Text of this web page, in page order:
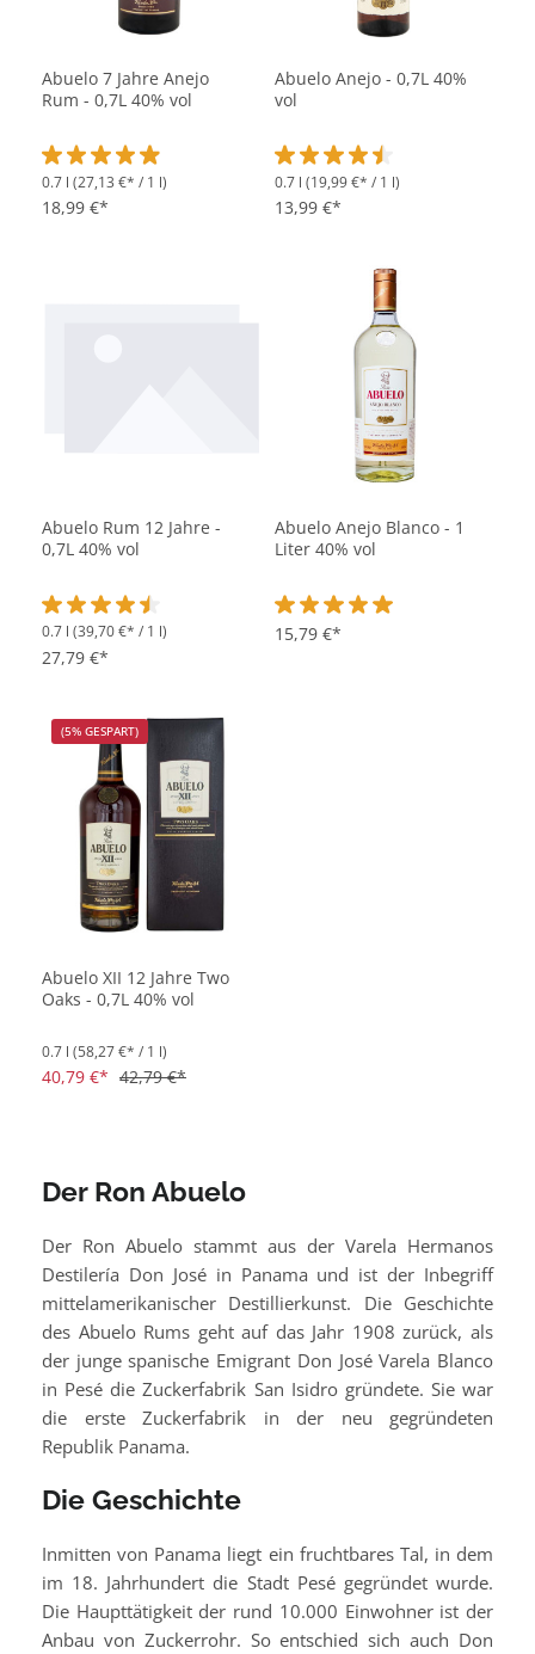
Abuelo 7 Jahre Anejo
Rum - 0,7L 40% vol
Durchschnittliche Bewertung von 4.9 von 5 Sternen
0.7 l (27,13 €* / 1 l)
18,99 €*
Abuelo Anejo - 0,7L 40%
vol
Durchschnittliche Bewertung
0.7 l (19,99 €* / 1 l)
13,99 €*
Abuelo Rum 12 Jahre -
0,7L 40% vol
Durchschnittliche Bewertung von 4.4 von 5 Sternen
0.7 l (39,70 €* / 1 l)
27,79 €*
Abuelo Anejo Blanco - 1
Liter 40% vol
Durchschnittliche Bewertung
15,79 €*
(5% GESPART)
Abuelo XII 12 Jahre Two
Oaks - 0,7L 40% vol
0.7 l (58,27 €* / 1 l)
40,79 €* 42,79 €*
Der Ron Abuelo
Der Ron Abuelo stammt aus der Varela Hermanos
Destilería Don José in Panama und ist der Inbegriff
mittelamerikanischer Destillierkunst. Die Geschichte
des Abuelo Rums geht auf das Jahr 1908 zurück, als
der junge spanische Emigrant Don José Varela Blanco
in Pesé die Zuckerfabrik San Isidro gründete. Sie war
die erste Zuckerfabrik in der neu gegründeten
Republik Panama.
Die Geschichte
Inmitten von Panama liegt ein fruchtbares Tal, in dem
im 18. Jahrhundert die Stadt Pesé gegründet wurde.
Die Haupttätigkeit der rund 10.000 Einwohner ist der
Anbau von Zuckerrohr. So entschied sich auch Don